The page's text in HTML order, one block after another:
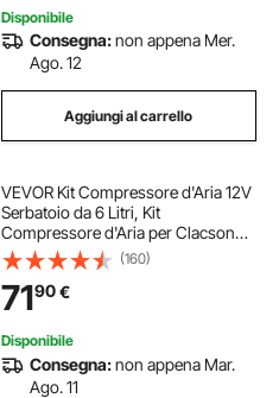
Disponibile
Consegna:non appena Mer.
Ago. 12
Aggiungi al carrello
VEVOR Kit Compressore d'Aria 12V
Serbatoio da 6 Litri, Kit
Compressore d'Aria per Clacson
Tromba, Pressione di Esercizio 90-
120 PSI, Sistema di Compressore
d'Aria Integrato per Clacson
Tromba Camion
(160)
7190€
Disponibile
Consegna:non appena Mar.
Ago. 11